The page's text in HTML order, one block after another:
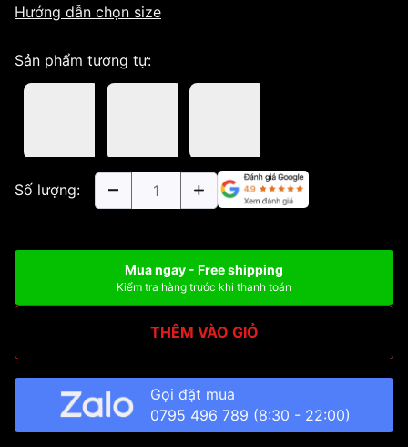
Hướng dẫn chọn size
Sản phẩm tương tự:
Số lượng:
Mua ngay - Free shipping
Kiểm tra hàng trước khi thanh toán
THÊM VÀO GIỎ
Gọi đặt mua
0795 496 789 (8:30 - 22:00)